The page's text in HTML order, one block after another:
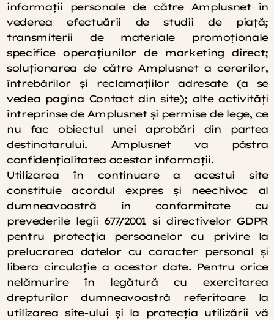
informaţii personale de către Amplusnet în
vederea efectuării de studii de piaţă;
transmiterii de materiale promoţionale
specifice operaţiunilor de marketing direct;
soluţionarea de către Amplusnet a cererilor,
întrebărilor şi reclamaţiilor adresate (a se
vedea pagina Contact din site); alte activităţi
întreprinse de Amplusnet şi permise de lege, ce
nu fac obiectul unei aprobări din partea
destinatarului. Amplusnet va păstra
confidenţialitatea acestor informaţii.
Utilizarea în continuare a acestui site
constituie acordul expres şi neechivoc al
dumneavoastră în conformitate cu
prevederile legii 677/2001 si directivelor GDPR
pentru protecţia persoanelor cu privire la
prelucrarea datelor cu caracter personal şi
libera circulaţie a acestor date. Pentru orice
nelămurire în legătură cu exercitarea
drepturilor dumneavoastră referitoare la
utilizarea site-ului şi la protecţia utilizării vă